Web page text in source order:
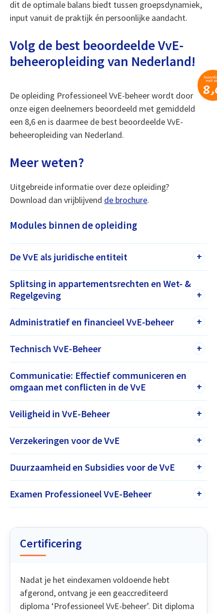
dit de optimale balans biedt tussen groepsdynamiek,
input vanuit de praktijk én persoonlijke aandacht.
Volg de best beoordeelde VvE-
beheeropleiding van Nederland!
De opleiding Professioneel VvE-beheer wordt door
onze eigen deelnemers beoordeeld met gemiddeld
een 8,6 en is daarmee de best beoordeelde VvE-
beheeropleiding van Nederland.
Meer weten?
Uitgebreide informatie over deze opleiding?
Download dan vrijblijvend de brochure.
Modules binnen de opleiding
De VvE als juridische entiteit +
Splitsing in appartementsrechten en Wet- &
Regelgeving
+
Administratief en financieel VvE-beheer +
Technisch VvE-Beheer +
Communicatie: Effectief communiceren en
omgaan met conflicten in de VvE
+
Veiligheid in VvE-Beheer +
Verzekeringen voor de VvE +
Duurzaamheid en Subsidies voor de VvE +
Examen Professioneel VvE-Beheer +
Certificering
Nadat je het eindexamen voldoende hebt
afgerond, ontvang je een geaccrediteerd
diploma ‘Professioneel VvE-beheer’. Dit diploma